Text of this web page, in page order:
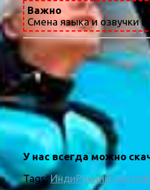
Важно
Смена языка и озвучки
У нас всегда можно
Tags: ИндиРанний доступ